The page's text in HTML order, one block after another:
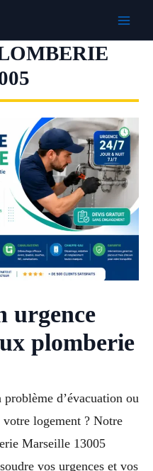
urgence
plomberie
d’évacuation ou
votre logement ? Notre
Marseille 13005
vos urgences et vos